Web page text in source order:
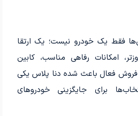
فقط یک خودرو نیست؛ یک ارتقا
امکانات رفاهی مناسب، کابین
فروش فعال باعث شده دنا پلاس یکی
برای جایگزینی خودروهای